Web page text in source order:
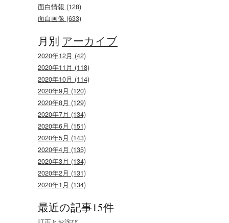
面白情報 (128)
面白画像 (633)
月別 アーカイブ
2020年12月 (42)
2020年11月 (118)
2020年10月 (114)
2020年9月 (120)
2020年8月 (129)
2020年7月 (134)
2020年6月 (151)
2020年5月 (143)
2020年4月 (135)
2020年3月 (134)
2020年2月 (131)
2020年1月 (134)
最近の記事15件